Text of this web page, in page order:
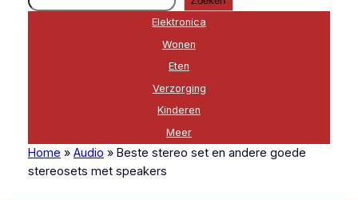
Elektronica
Wonen
Eten
Verzorging
Kinderen
Meer
Home » Audio »Beste stereo set en andere goede
stereosets met speakers